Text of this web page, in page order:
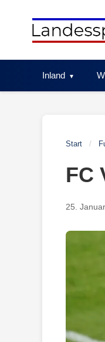
Inland
Start /
FC
25.